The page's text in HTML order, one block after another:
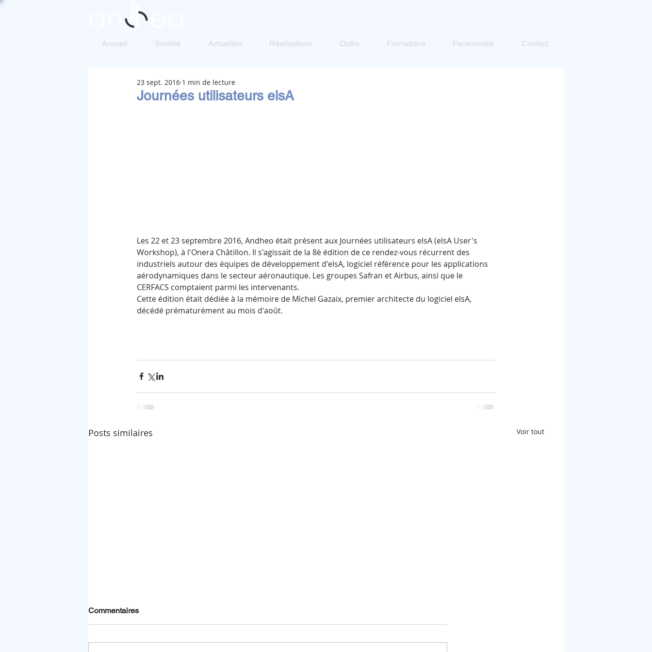
Accueil Société Actualités Réalisations Outils Formations Partenariats Contact
Journées utilisateurs elsA
23 sept. 2016 1 min de lecture
Les 22 et 23 septembre 2016, Andheo était présent aux Journées utilisateurs elsA (elsA User's
Workshop), à l'Onera Châtillon. Il s'agissait de la 8è édition de ce rendez-vous récurrent des
industriels autour des équipes de développement d'elsA, logiciel référence pour les applications
aérodynamiques dans le secteur aéronautique. Les groupes Safran et Airbus, ainsi que le
CERFACS comptaient parmi les intervenants.
Cette édition était dédiée à la mémoire de Michel Gazaix, premier architecte du logiciel elsA,
décédé prématurément au mois d'août.
Posts similaires Voir tout
Commentaires